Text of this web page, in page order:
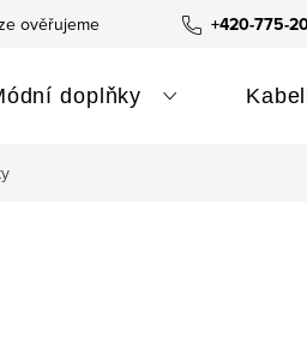
+420-775-
ověřujeme
doplňky